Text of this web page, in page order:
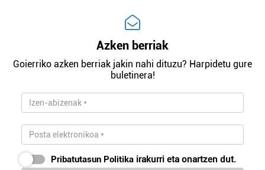
Azken berriak
Goierriko azken berriak jakin nahi dituzu? Harpidetu gure
buletinera!
Pribatutasun Politika irakurri eta onartzen dut.